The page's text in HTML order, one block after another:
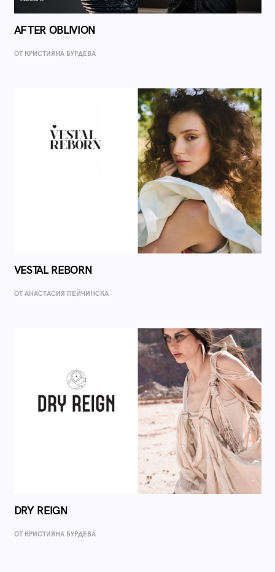
AFTER OBLIVION
ОТ КРИСТИЯНА БУРДЕВА
VESTAL REBORN
ОТ AНАСТАСИЯ ПЕЙЧИНСКА
DRY REIGN
ОТ КРИСТИЯНА БУРДЕВА